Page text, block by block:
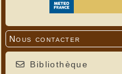
Nous contacter
Bibliothèque